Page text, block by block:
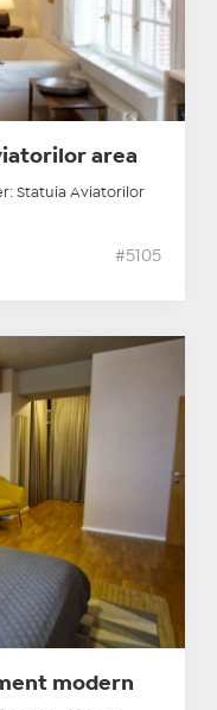
area
Statuia Aviatorilor
#5105
modern